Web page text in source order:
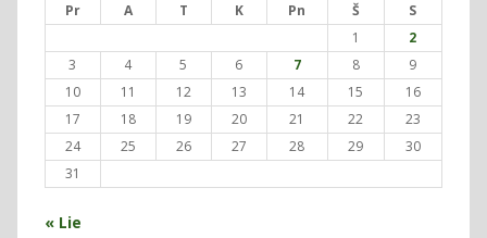
Pr A T K Pn Š
S
1
2
3
4 5 6 7 8
9
10
11 12 13 14 15
16
17
18 19 20 21 22
23
24
25 26 27 28 29
30
31
« Lie